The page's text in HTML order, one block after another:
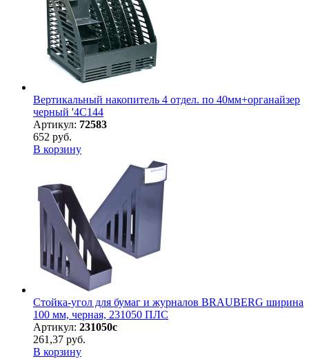
Вертикальный накопитель 4 отдел. по 40мм+органайзер
черный '4C144
Артикул: 72583
652 руб.
В корзину
Стойка-угол для бумаг и журналов BRAUBERG ширина
100 мм, черная, 231050 ПЛС
Артикул: 231050с
261,37 руб.
В корзину